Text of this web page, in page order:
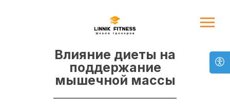
Влияние диеты на
поддержание
мышечной массы